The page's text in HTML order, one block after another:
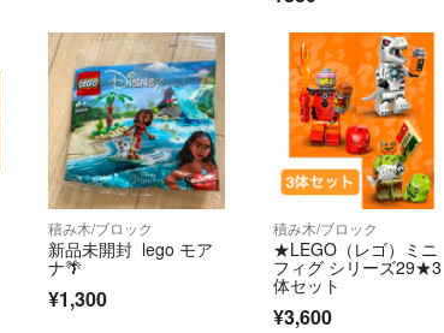
積み木/ブロック
新品未開封 lego モア
ナ🌴
¥1,300
積み木/ブロック
★LEGO（レゴ）ミニ
フィグ シリーズ29★3
体セット
¥3,600